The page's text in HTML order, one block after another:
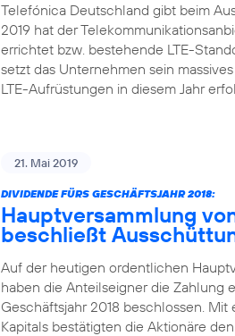
Telefónica Deutschland gibt beim
2019 hat der
errichtet bzw. bestehende LTE-
setzt das Unternehmen sein
LTE-Aufrüstungen in diesem Jahr
21. Mai 2019
DIVIDENDE FÜRS GESCHÄFTSJAHR 2018:
Hauptversammlung
beschließt
Auf der heutigen ordentlichen
haben die Anteilseigner die Zahlung
Geschäftsjahr 2018 beschlossen.
Kapitals bestätigten die Aktionäre